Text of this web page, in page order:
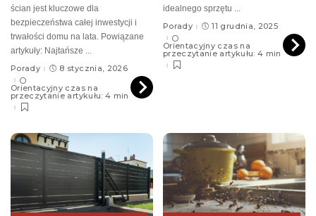
ścian jest kluczowe dla
bezpieczeństwa całej inwestycji i
trwałości domu na lata. Powiązane
artykuły: Najtańsze
Porady
8 stycznia, 2026
Orientacyjny czas na
przeczytanie artykułu: 4 min
idealnego sprzętu
Porady
11 grudnia, 2025
Orientacyjny czas na
przeczytanie artykułu: 4 min